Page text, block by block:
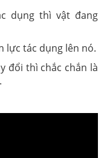
dụng thì vật đang
lực tác dụng lên nó.
đổi thì chắc chắn là